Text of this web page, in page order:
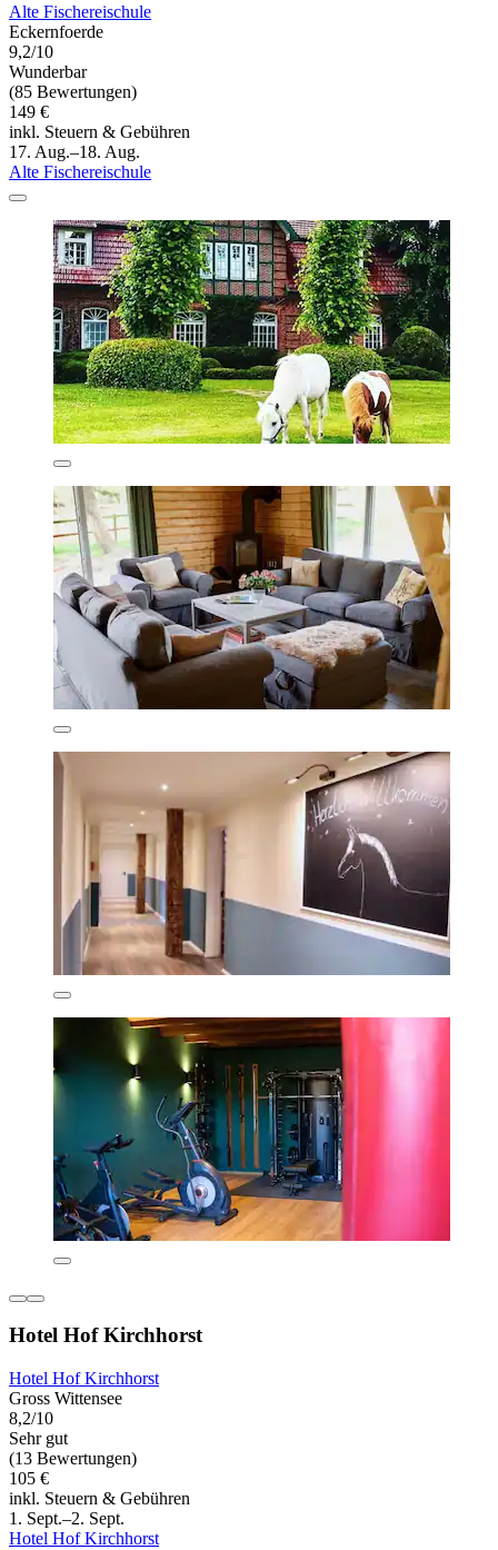
Alte Fischereischule
Eckernfoerde
9,2/10
Wunderbar
(85 Bewertungen)
149 €
inkl. Steuern & Gebühren
17. Aug.–18. Aug.
Alte Fischereischule
Hotel Hof Kirchhorst
Hotel Hof Kirchhorst
Gross Wittensee
8,2/10
Sehr gut
(13 Bewertungen)
105 €
inkl. Steuern & Gebühren
1. Sept.–2. Sept.
Hotel Hof Kirchhorst